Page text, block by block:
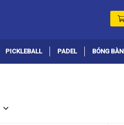
PICKLEBALL PADEL BÓNG BÀN